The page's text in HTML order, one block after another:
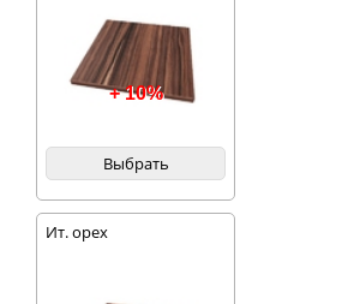
+ 10%
Выбрать
Ит. орех